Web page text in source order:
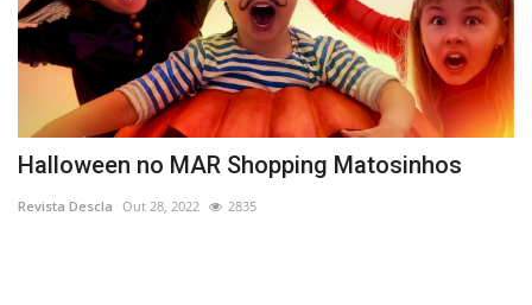
Halloween no MAR Shopping Matosinhos
Revista Descla Out 28, 2022 2835